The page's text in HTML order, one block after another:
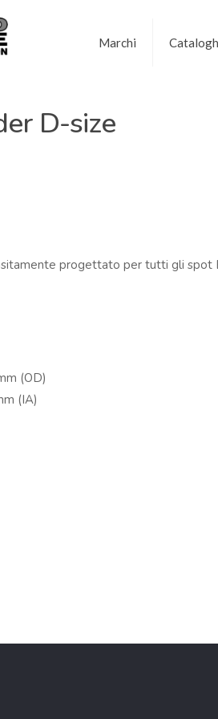
Marchi
D-size
progettato per tutti gli spot
(OD)
(IA)